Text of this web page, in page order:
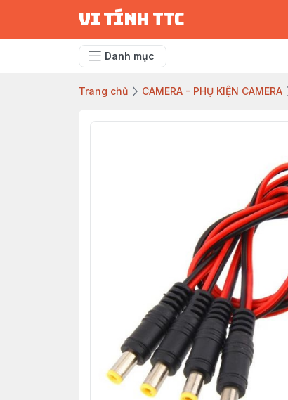
vi tính ttc
Danh mục
Trang chủ CAMERA - PHỤ KIỆN CAMERA